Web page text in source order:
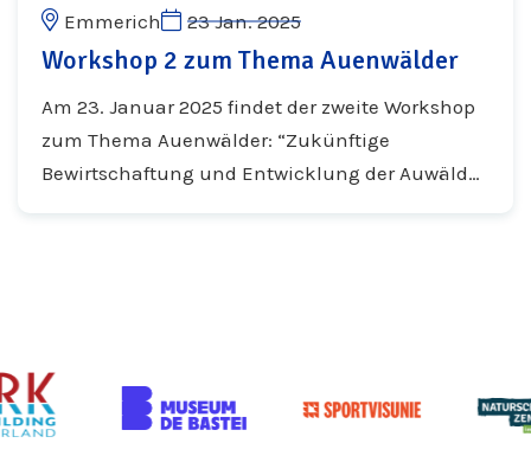
Emmerich 23 Jan. 2025
Workshop 2 zum Thema Auenwälder
Am 23. Januar 2025 findet der zweite Workshop
zum Thema Auenwälder: “Zukünftige
Bewirtschaftung und Entwicklung der Auwälder